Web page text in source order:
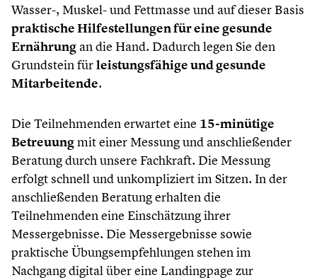
Wasser-, Muskel- und Fettmasse und auf dieser Basis
praktische Hilfestellungen für eine gesunde
Ernährung an die Hand. Dadurch legen Sie den
Grundstein fürleistungsfähige und gesunde
Mitarbeitende.
Die Teilnehmenden erwartet eine 15-minütige
Betreuungmit einer Messung und anschließender
Beratung durch unsere Fachkraft. Die Messung
erfolgt schnell und unkompliziert im Sitzen. In der
anschließenden Beratung erhalten die
Teilnehmenden eine Einschätzung ihrer
Messergebnisse. Die Messergebnisse sowie
praktische Übungsempfehlungen stehen im
Nachgang digital über eine Landingpage zur